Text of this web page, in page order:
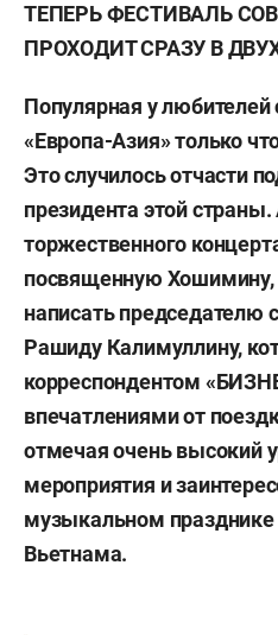
ТЕПЕРЬ ФЕСТИВАЛЬ
ПРОХОДИТ СРАЗУ В
Популярная у
«Европа-Азия» только
Это случилось отчасти
президента этой
торжественного
посвященную
написать председателю
Рашиду Калимуллину,
корреспондентом
впечатлениями от
отмечая очень высокий
мероприятия и
музыкальном празднике
Вьетнама.